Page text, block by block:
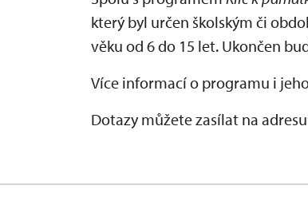
který byl určen školským či
věku od 6 do 15 let. Ukončen
Více informací o programu i
Dotazy můžete zasílat na